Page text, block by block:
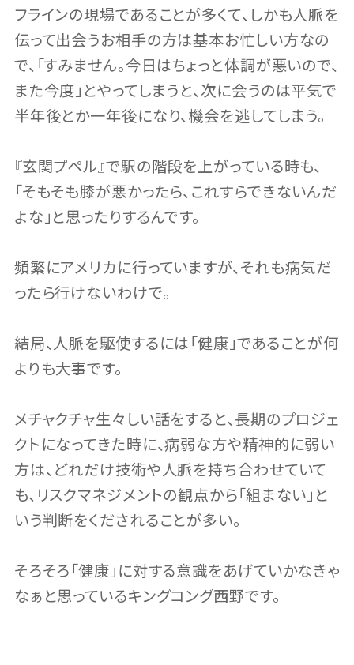
フラインの現場であることが多くて、しかも人脈を
伝って出会うお相手の方は基本お忙しい方なの
で、「すみません。今日はちょっと体調が悪いので、
また今度」とやってしまうと、次に会うのは平気で
半年後とか一年後になり、機会を逃してしまう。
『玄関プペル』で駅の階段を上がっている時も、
「そもそも膝が悪かったら、これすらできないんだ
よな」と思ったりするんです。
頻繁にアメリカに行っていますが、それも病気だ
ったら行けないわけで。
結局、人脈を駆使するには「健康」であることが何
よりも大事です。
メチャクチャ生々しい話をすると、長期のプロジェ
クトになってきた時に、病弱な方や精神的に弱い
方は、どれだけ技術や人脈を持ち合わせていて
も、リスクマネジメントの観点から「組まない」と
いう判断をくだされることが多い。
そろそろ「健康」に対する意識をあげていかなきゃ
なぁと思っているキングコング西野です。